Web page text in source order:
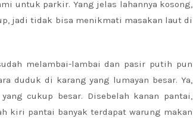
untuk parkir. Yang jelas lahannya kosong,
jadi tidak bisa menikmati masakan laut di
melambai-lambai dan pasir putih pun
duduk di karang yang lumayan besar. Ya,
cukup besar. Disebelah kanan pantai,
kiri pantai banyak terdapat warung makan